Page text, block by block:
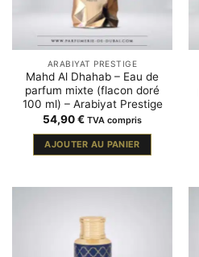
ARABIYAT PRESTIGE
Mahd Al Dhahab – Eau de
parfum mixte (flacon doré
100 ml) – Arabiyat Prestige
54,90€ TVA compris
AJOUTER AU PANIER